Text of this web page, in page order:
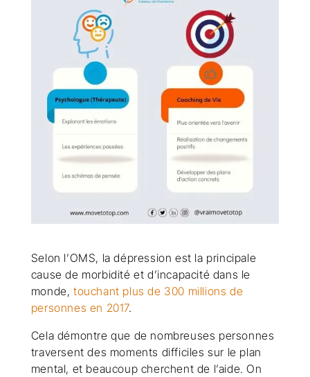
Selon l’OMS, la dépression est la principale
cause de morbidité et d’incapacité dans le
monde, touchant plus de 300 millions de
personnes en 2017.
Cela démontre que de nombreuses personnes
traversent des moments difficiles sur le plan
mental, et beaucoup cherchent de l’aide. On